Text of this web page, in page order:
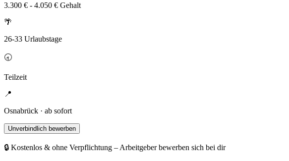
3.300 € - 4.050 € Gehalt
🌴
26-33 Urlaubstage
🕣
Teilzeit
📍
Osnabrück · ab sofort
Unverbindlich bewerben
🔒 Kostenlos & ohne Verpflichtung – Arbeitgeber bewerben sich bei dir